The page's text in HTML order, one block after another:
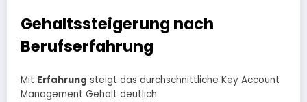
Gehaltssteigerung nach
Berufserfahrung
Mit Erfahrung steigt das durchschnittliche Key Account
Management Gehalt deutlich: